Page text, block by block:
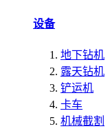
设备
地下钻机
露天钻机
铲运机
卡车
机械截割